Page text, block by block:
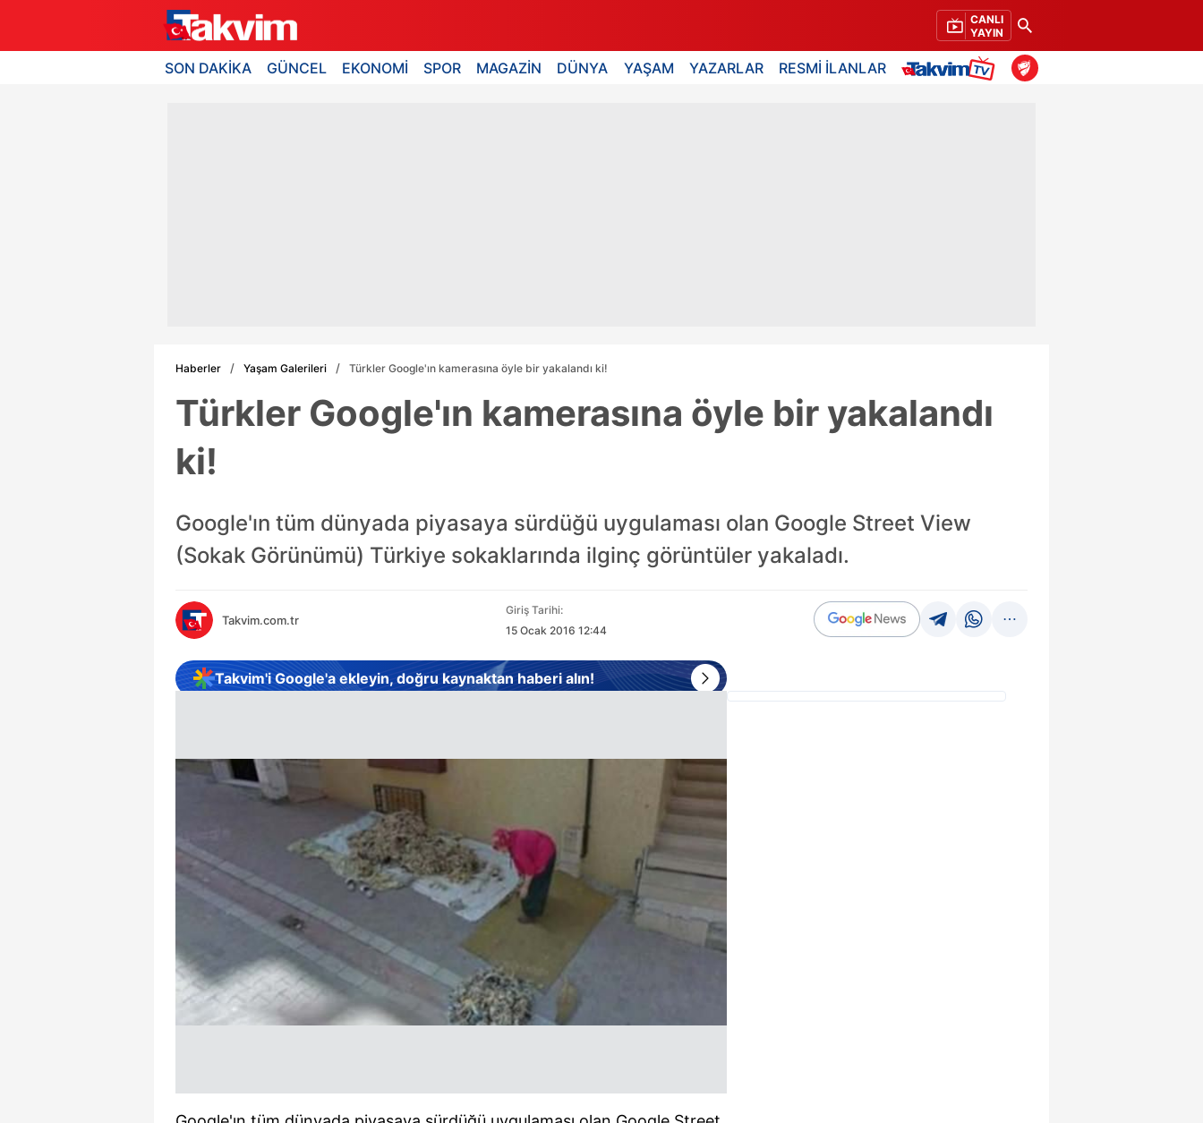
CANLI
YAYIN
SON DAKİKA GÜNCEL EKONOMİ SPOR MAGAZİN DÜNYA YAŞAM YAZARLAR RESMİ İLANLAR
Haberler Yaşam Galerileri Türkler Google'ın kamerasına öyle bir yakalandı ki!
Türkler Google'ın kamerasına öyle bir yakalandı
ki!
Google'ın tüm dünyada piyasaya sürdüğü uygulaması olan Google Street View
(Sokak Görünümü) Türkiye sokaklarında ilginç görüntüler yakaladı.
Takvim.com.tr
Giriş Tarihi:
15 Ocak 2016 12:44
Takvim'i Google'a ekleyin, doğru kaynaktan haberi alın!